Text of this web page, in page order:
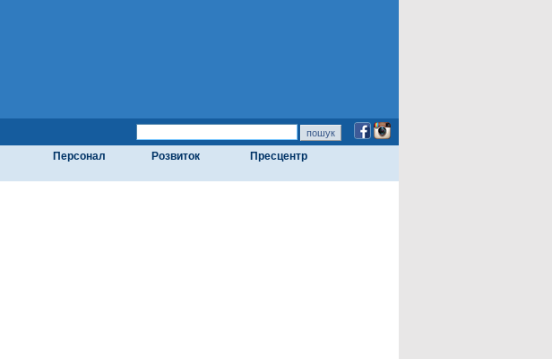
Персонал Розвиток Пресцентр